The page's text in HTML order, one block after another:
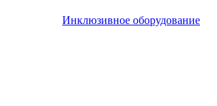
Инклюзивное оборудование